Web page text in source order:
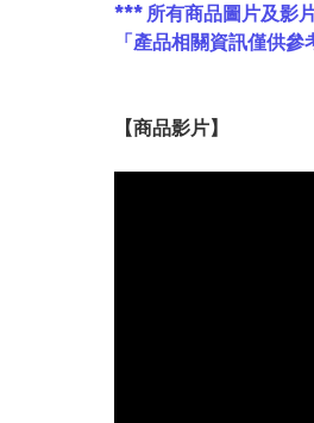
*** 所有商品圖片及影
「產品相關資訊僅供
【商品影片】